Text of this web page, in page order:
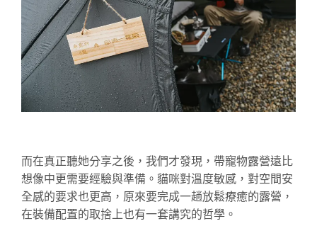
而在真正聽她分享之後，我們才發現，帶寵物露營遠比
想像中更需要經驗與準備。貓咪對溫度敏感，對空間安
全感的要求也更高，原來要完成一趟放鬆療癒的露營，
在裝備配置的取捨上也有一套講究的哲學。